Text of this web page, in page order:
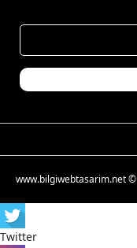
www.bilgiwebtasarim.net ©
Twitter